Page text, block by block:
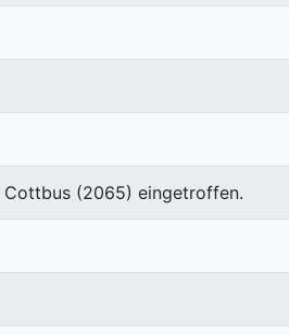
Cottbus (2065) eingetroffen.